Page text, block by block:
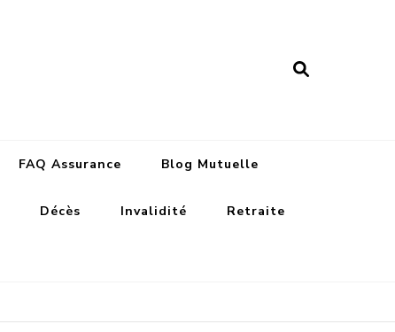
FAQ Assurance Blog Mutuelle
Décès Invalidité Retraite